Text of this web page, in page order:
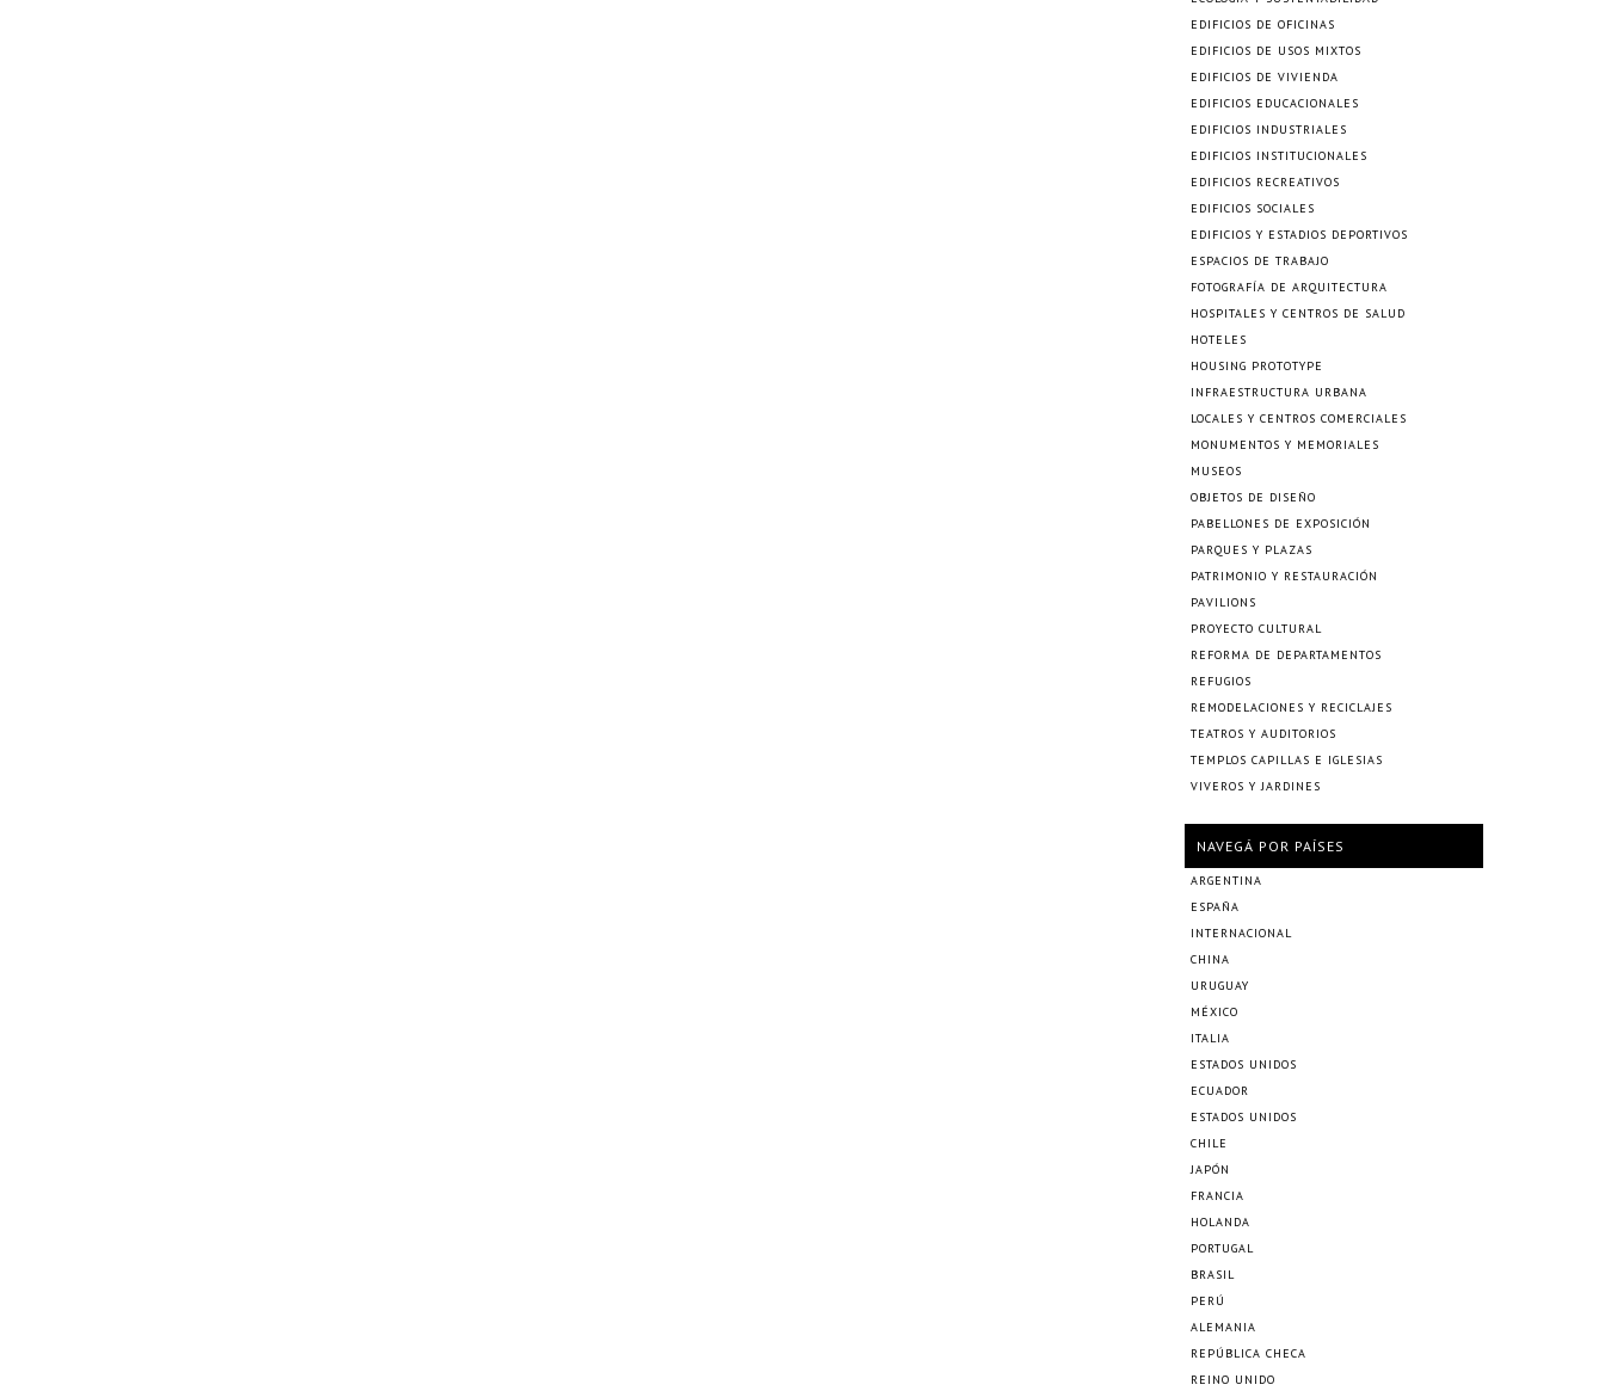
EDIFICIOS DE OFICINAS
EDIFICIOS DE USOS MIXTOS
EDIFICIOS DE VIVIENDA
EDIFICIOS EDUCACIONALES
EDIFICIOS INDUSTRIALES
EDIFICIOS INSTITUCIONALES
EDIFICIOS RECREATIVOS
EDIFICIOS SOCIALES
EDIFICIOS Y ESTADIOS DEPORTIVOS
ESPACIOS DE TRABAJO
FOTOGRAFÍA DE ARQUITECTURA
HOSPITALES Y CENTROS DE SALUD
HOTELES
HOUSING PROTOTYPE
INFRAESTRUCTURA URBANA
LOCALES Y CENTROS COMERCIALES
MONUMENTOS Y MEMORIALES
MUSEOS
OBJETOS DE DISEÑO
PABELLONES DE EXPOSICIÓN
PARQUES Y PLAZAS
PATRIMONIO Y RESTAURACIÓN
PAVILIONS
PROYECTO CULTURAL
REFORMA DE DEPARTAMENTOS
REFUGIOS
REMODELACIONES Y RECICLAJES
TEATROS Y AUDITORIOS
TEMPLOS CAPILLAS E IGLESIAS
VIVEROS Y JARDINES
NAVEGÁ POR PAÍSES
ARGENTINA
ESPAÑA
INTERNACIONAL
CHINA
URUGUAY
MÉXICO
ITALIA
ESTADOS UNIDOS
ECUADOR
ESTADOS UNIDOS
CHILE
JAPÓN
FRANCIA
HOLANDA
PORTUGAL
BRASIL
PERÚ
ALEMANIA
REPÚBLICA CHECA
REINO UNIDO